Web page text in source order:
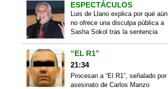
ESPECTÁCULOS
Luis de Llano explica por qué aún
no ofrece una disculpa pública a
Sasha Sokol tras la sentencia
“EL R1”
21:34
Procesan a “El R1”, señalado por
asesinato de Carlos Manzo